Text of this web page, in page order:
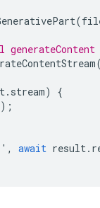
(
. stream)
{
' , await result.